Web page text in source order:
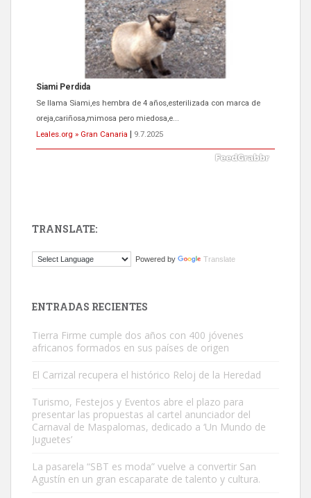
ADOPCIÓN URGENTE GATA TEROR GRAN CANARIA
El ayuntamiento se va a llevar a Los Gatos callejeros de la zona los
próximos días, ella incluida...
Leales.org » Gran Canaria
9.7.2025
Este gato macho ha aparecido en la calle hace menos de un mes,
Adopción urgente
Busco adopción responsable para mi perra. Pastor alemán,
hembra, 4 años. Por motivos personales ...
TRANSLATE:
Powered by Translate
ENTRADAS RECIENTES
Tierra Firme cumple dos años con 400 jóvenes
africanos formados en sus países de origen
El Carrizal recupera el histórico Reloj de la Heredad
Turismo, Festejos y Eventos abre el plazo para
presentar las propuestas al cartel anunciador del
Carnaval de Maspalomas, dedicado a ‘Un Mundo de
Juguetes’
La pasarela “SBT es moda” vuelve a convertir San
Agustín en un gran escaparate de talento y cultura.